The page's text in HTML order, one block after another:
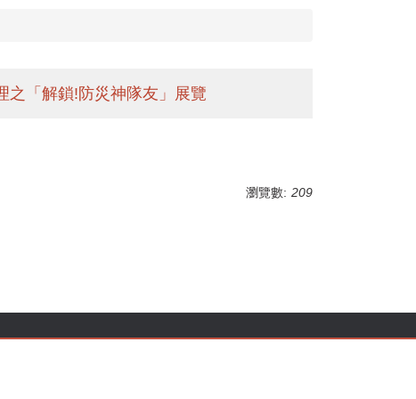
之「解鎖!防災神隊友」展覽
瀏覽數: 209